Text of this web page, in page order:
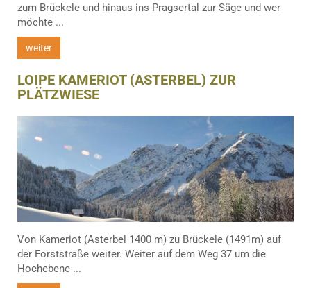
zum Brückele und hinaus ins Pragsertal zur Säge und wer
möchte ...
weiter
LOIPE KAMERIOT (ASTERBEL) ZUR
PLÄTZWIESE
Von Kameriot (Asterbel 1400 m) zu Brückele (1491m) auf
der Forststraße weiter. Weiter auf dem Weg 37 um die
Hochebene ...